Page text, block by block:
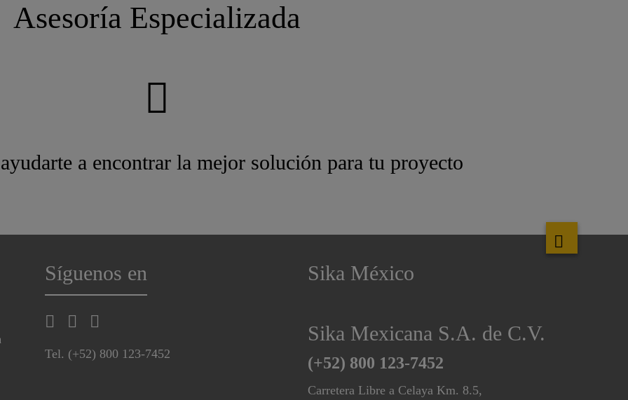
Asesoría Especializada
a encontrar la mejor solución para tu proyecto
Síguenos en
Tel. (+52) 800 123-7452
Sika México
Sika Mexicana S.A. de C.V.
(+52) 800 123-7452
Carretera Libre a Celaya Km. 8.5,